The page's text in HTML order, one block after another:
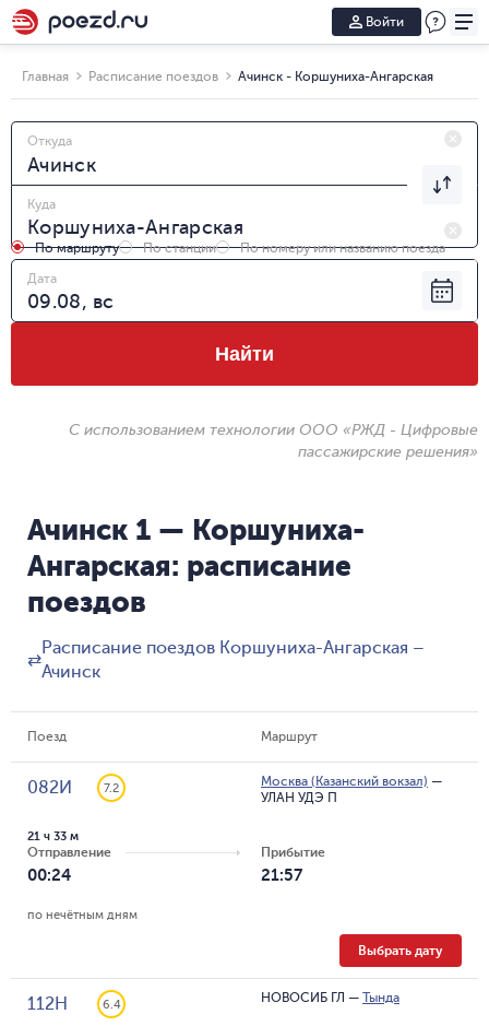
Войти
Главная Расписание поездов Ачинск - Коршуниха-Ангарская
Откуда
Куда
По маршруту По станции
По номеру или названию поезда
Дата
Найти
С использованием технологии ООО «РЖД - Цифровые
пассажирские решения»
Ачинск 1 — Коршуниха-
Ангарская: расписание
поездов
⇄
Расписание поездов Коршуниха-Ангарская –
Ачинск
Поезд Маршрут
082И 7.2 Москва (Казанский вокзал) —
УЛАН УДЭ П
Отправление
00:24
21 ч 33 м
Прибытие
21:57
по нечётным дням
Выбрать дату
112Н 6.4 НОВОСИБ ГЛ — Тында